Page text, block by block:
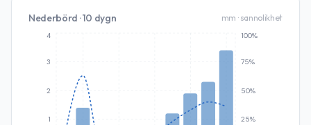
Nederbörd · 10 dygn mm · sannolikhet
1
2
3
4
25%
50%
75%
100%